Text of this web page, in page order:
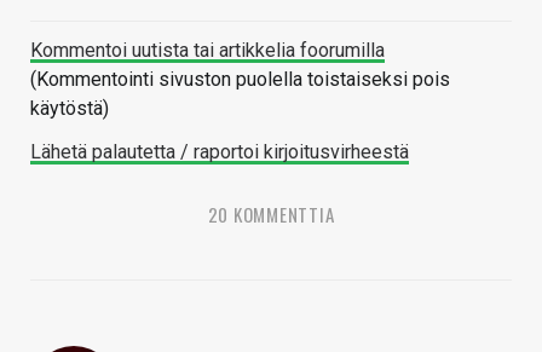
Kommentoi uutista tai artikkelia foorumilla
(Kommentointi sivuston puolella toistaiseksi pois
käytöstä)
Lähetä palautetta / raportoi kirjoitusvirheestä
20 KOMMENTTIA